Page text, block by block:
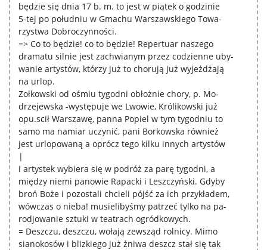
będzie się dnia 17 b. m. to jest w piątek o godzinie
5-tej po południu w Gmachu Warszawskiego Towa-
rzystwa Dobroczynności.
=> Co to będzie! co to będzie! Repertuar naszego
dramatu silnie jest zachwianym przez codzienne uby-
wanie artystów, którzy już to chorują już wyjeżdżają
na urlop.
Zołkowski od ośmiu tygodni obłożnie chory, p. Mo-
drzejewska -występuje we Lwowie, Królikowski już
opu.scił Warszawę, panna Popiel w tym tygodniu to
samo ma namiar uczynić, pani Borkowska również
jest urlopowaną a oprócz tego kilku innych artystów
|
i artystek wybiera się w podróż za parę tygodni, a
między niemi panowie Rapacki i Leszczyński. Gdyby
broń Boże i pozostali chcieli pójść za ich przykładem,
wówczas o nieba! musielibyśmy patrzeć tylko na pa-
rodjowanie sztuki w teatrach ogródkowych.
= Deszczu, deszczu, wołają zewsząd rolnicy. Mimo
sianokosów i blizkiego już żniwa deszcz stał się tak